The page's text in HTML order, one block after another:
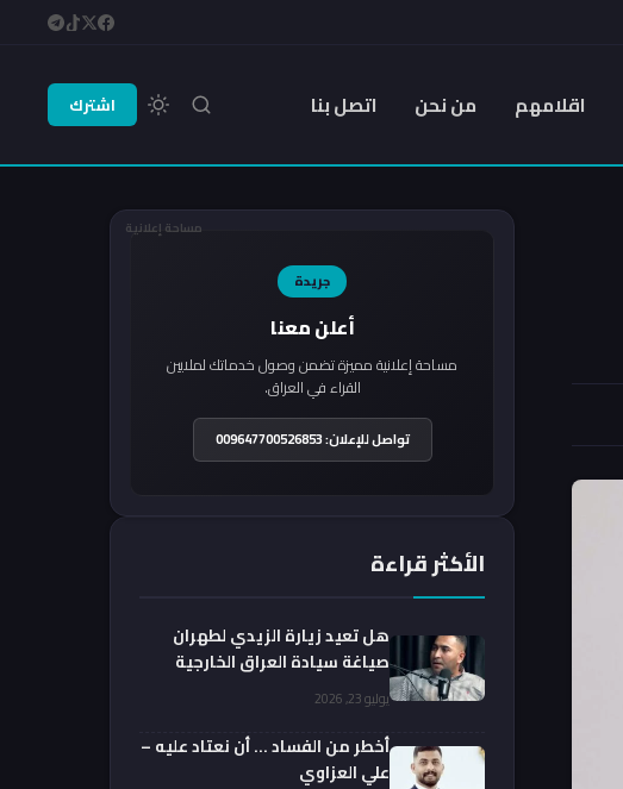
اقلامهم من نحن اتصل بنا اشترك
مساحة إعلانية
جريدة
أعلن معنا
مساحة إعلانية مميزة تضمن وصول خدماتك لملايين
القراء في العراق.
تواصل للإعلان: 009647700526853
الأكثر قراءة
هل تعيد زيارة الزيدي لطهران
صياغة سيادة العراق الخارجية
فعليا؟.. باحث يوضحيوليو 23, 2026
أخطر من الفساد … أن نعتاد عليه –
علي العزاوي